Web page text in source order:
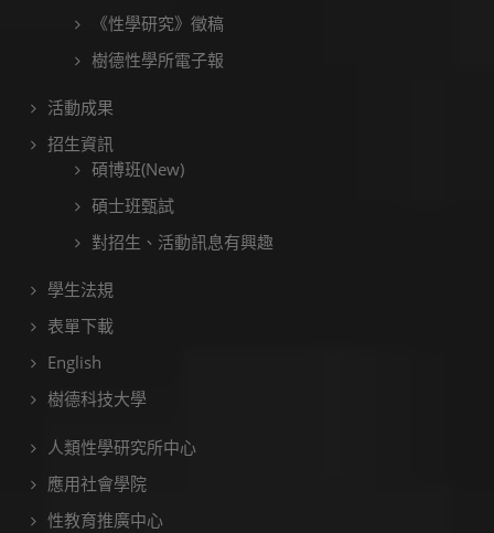
《性學研究》徵稿
樹德性學所電子報
活動成果
招生資訊
碩博班(New)
碩士班甄試
對招生、活動訊息有興趣
學生法規
表單下載
English
樹德科技大學
人類性學研究所中心
應用社會學院
性教育推廣中心